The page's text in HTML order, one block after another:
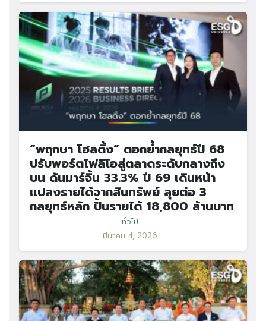
“พฤกษา โฮลดิ้ง” ตอกย้ำกลยุทธ์ปี 68
ปรับพอร์ตโฟลิโอสู่ตลาดระดับกลางถึง
บน ดันมาร์จิ้น 33.3% ปี 69 เดินหน้า
แปลงรายได้จากสินทรัพย์ ลุยต่อ 3
กลยุทธ์หลัก ปั้นรายได้ 18,800 ล้านบาท
ทั่วไป
มีนาคม 4, 2026